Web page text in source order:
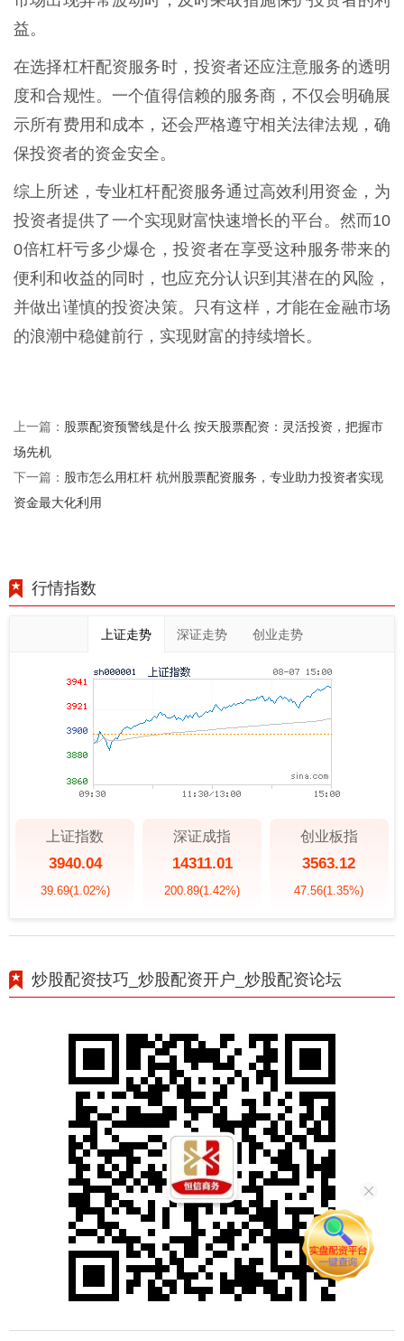
益。
在选择杠杆配资服务时，投资者还应注意服务的透明
度和合规性。一个值得信赖的服务商，不仅会明确展
示所有费用和成本，还会严格遵守相关法律法规，确
保投资者的资金安全。
综上所述，专业杠杆配资服务通过高效利用资金，为
投资者提供了一个实现财富快速增长的平台。然而10
0倍杠杆亏多少爆仓，投资者在享受这种服务带来的
便利和收益的同时，也应充分认识到其潜在的风险，
并做出谨慎的投资决策。只有这样，才能在金融市场
的浪潮中稳健前行，实现财富的持续增长。
上一篇： 股票配资预警线是什么 按天股票配资：灵活投资，把握市
场先机
下一篇： 股市怎么用杠杆 杭州股票配资服务，专业助力投资者实现
资金最大化利用
行情指数
上证走势 深证走势 创业走势
上证指数
3940.04
39.69(1.02%)
深证成指
14311.01
200.89(1.42%)
创业板指
3563.12
47.56(1.35%)
炒股配资技巧_炒股配资开户_炒股配资论坛